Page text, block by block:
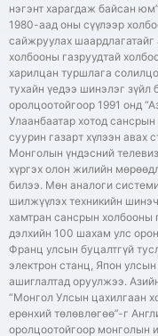
нэгэнт харагдаж байсан
1980-аад оны сүүлээр
сайжруулах
холбооны газруудтай
харилцан туршлага
тухайн үедээ шинэлэг
оролцоотойгоор 1991 онд
Улаанбаатар хотод
суурин газарт хүлээн авах
Монголын үндэсний
хүргэх олон жилийн
билээ. Мөн аналоги
шилжүүлэх техникийн
хамтран сансрын холбооны
дэлхийн 100 шахам улс
Франц улсын буцалтгүй
электрон станц, Япон
ашиглалтад оруулжээ.
“Монгол Улсын цахилгаан
ерөнхий төлөвлөгөө”-г
оролцоотойгоор монголын